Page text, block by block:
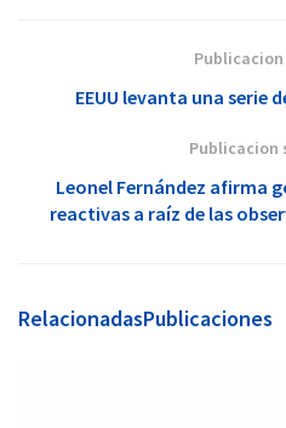
EEUU levanta una serie
Publicacion
Leonel Fernández afirma
reactivas a raíz de las
RelacionadasPublicaciones